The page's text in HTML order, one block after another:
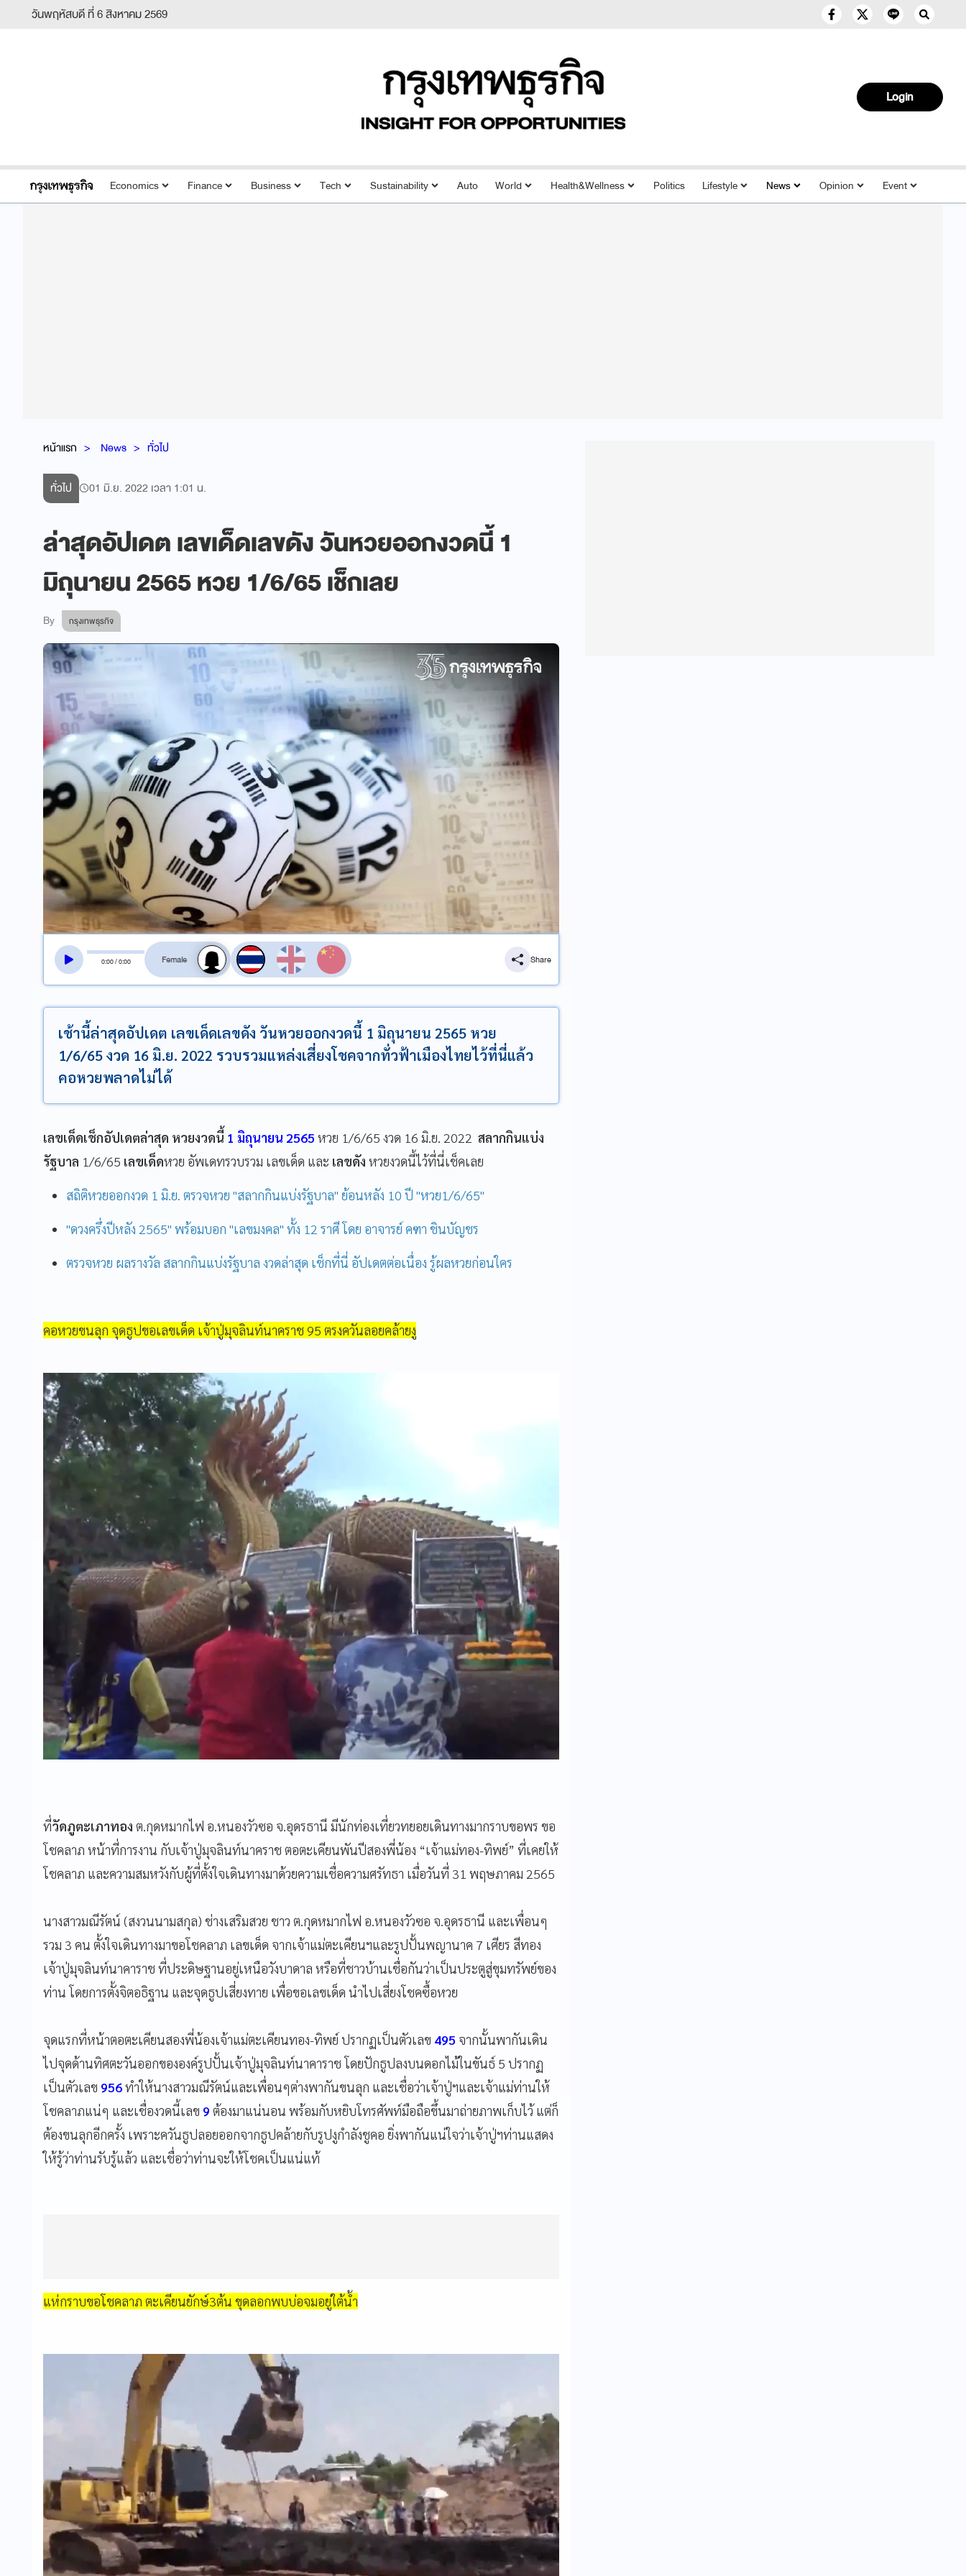
วันพฤหัสบดี ที่ 6 สิงหาคม 2569
Login
Economics Finance Business Tech Sustainability Auto World Health&Wellness Politics Lifestyle News Opinion Event
หน้าแรก News ทั่วไป
ทั่วไป 01 มิ.ย. 2022 เวลา 1:01 น.
ล่าสุดอัปเดต เลขเด็ดเลขดัง วันหวยออกงวดนี้ 1
มิถุนายน 2565 หวย 1/6/65 เช็กเลย
By กรุงเทพธุรกิจ
0:00/0:00
สลับเสียงอ่าน
Share
เช้านี้ล่าสุดอัปเดต เลขเด็ดเลขดัง วันหวยออกงวดนี้ 1 มิถุนายน 2565 หวย
1/6/65 งวด 16 มิ.ย. 2022 รวบรวมแหล่งเสี่ยงโชคจากทั่วฟ้าเมืองไทยไว้ที่นี่แล้ว
คอหวยพลาดไม่ได้
เลขเด็ดเช็กอัปเดตล่าสุด หวยงวดนี้ 1 มิถุนายน 2565 หวย 1/6/65 งวด 16 มิ.ย. 2022 สลากกินแบ่ง
รัฐบาล 1/6/65 เลขเด็ดหวย อัพเดทรวบรวม เลขเด็ด และ เลขดัง หวยงวดนี้ไว้ที่นี่เช็คเลย
สถิติหวยออกงวด 1 มิ.ย. ตรวจหวย "สลากกินแบ่งรัฐบาล" ย้อนหลัง 10 ปี "หวย1/6/65"
"ดวงครึ่งปีหลัง 2565" พร้อมบอก "เลขมงคล" ทั้ง 12 ราศี โดย อาจารย์ คฑา ชินบัญชร
ตรวจหวย ผลรางวัล สลากกินแบ่งรัฐบาล งวดล่าสุด เช็กที่นี่ อัปเดตต่อเนื่อง รู้ผลหวยก่อนใคร
คอหวยขนลุก จุดธูปขอเลขเด็ด เจ้าปู่มุจลินท์นาคราช 95 ตรงควันลอยคล้ายงู
ที่วัดภูตะเภาทอง ต.กุดหมากไฟ อ.หนองวัวซอ จ.อุดรธานี มีนักท่องเที่ยวทยอยเดินทางมากราบขอพร ขอ
โชคลาภ หน้าที่การงาน กับเจ้าปู่มุจลินท์นาคราช ตอตะเคียนพันปีสองพี่น้อง “เจ้าแม่ทอง-ทิพย์” ที่เคยให้
โชคลาภ และความสมหวังกับผู้ที่ตั้งใจเดินทางมาด้วยความเชื่อความศรัทธา เมื่อวันที่ 31 พฤษภาคม 2565
นางสาวมณีรัตน์ (สงวนนามสกุล) ช่างเสริมสวย ชาว ต.กุดหมากไฟ อ.หนองวัวซอ จ.อุดรธานี และเพื่อนๆ
รวม 3 คน ตั้งใจเดินทางมาขอโชคลาภ เลขเด็ด จากเจ้าแม่ตะเคียนฯและรูปปั้นพญานาค 7 เศียร สีทอง
เจ้าปู่มุจลินท์นาคาราช ที่ประดิษฐานอยู่เหนือวังบาดาล หรือที่ชาวบ้านเชื่อกันว่าเป็นประตูสู่ขุมทรัพย์ของ
ท่าน โดยการตั้งจิตอธิฐาน และจุดธูปเสี่ยงทาย เพื่อขอเลขเด็ด นำไปเสี่ยงโชคซื้อหวย
จุดแรกที่หน้าตอตะเคียนสองพี่น้องเจ้าแม่ตะเคียนทอง-ทิพย์ ปรากฏเป็นตัวเลข 495 จากนั้นพากันเดิน
ไปจุดด้านทิศตะวันออกขององค์รูปปั้นเจ้าปู่มุจลินท์นาคาราช โดยปักธูปลงบนดอกไม้ในขันธ์ 5 ปรากฏ
เป็นตัวเลข 956ทำให้นางสาวมณีรัตน์และเพื่อนๆต่างพากันขนลุก และเชื่อว่าเจ้าปู่ฯและเจ้าแม่ท่านให้
โชคลาภแน่ๆ และเชื่องวดนี้เลข 9 ต้องมาแน่นอน พร้อมกับหยิบโทรศัพท์มือถือขึ้นมาถ่ายภาพเก็บไว้ แต่ก็
ต้องขนลุกอีกครั้ง เพราะควันธูปลอยออกจากธูปคล้ายกับรูปงูกำลังชูคอ ยิ่งพากันแน่ใจว่าเจ้าปู่ฯท่านแสดง
ให้รู้ว่าท่านรับรู้แล้ว และเชื่อว่าท่านจะให้โชคเป็นแน่แท้
แห่กราบขอโชคลาภ ตะเคียนยักษ์3ต้น ขุดลอกพบบ่อจมอยู่ใต้น้ำ